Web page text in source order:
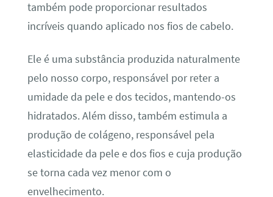
também pode proporcionar resultados
incríveis quando aplicado nos fios de cabelo.
Ele é uma substância produzida naturalmente
pelo nosso corpo, responsável por reter a
umidade da pele e dos tecidos, mantendo-os
hidratados. Além disso, também estimula a
produção de colágeno, responsável pela
elasticidade da pele e dos fios e cuja produção
se torna cada vez menor com o
envelhecimento.